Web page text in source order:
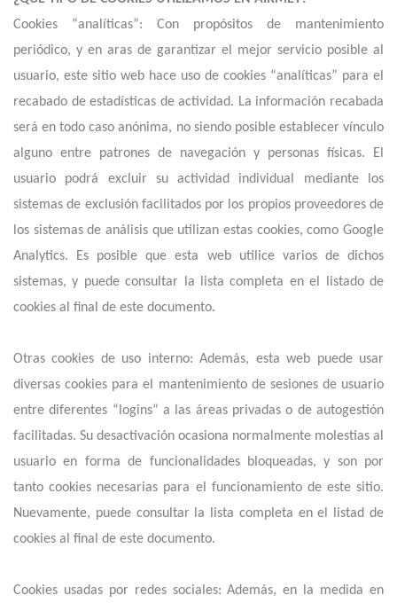
Cookies “analíticas”: Con propósitos de mantenimiento
periódico, y en aras de garantizar el mejor servicio posible al
usuario, este sitio web hace uso de cookies “analíticas” para el
recabado de estadísticas de actividad. La información recabada
será en todo caso anónima, no siendo posible establecer vínculo
alguno entre patrones de navegación y personas físicas. El
usuario podrá excluir su actividad individual mediante los
sistemas de exclusión facilitados por los propios proveedores de
los sistemas de análisis que utilizan estas cookies, como Google
Analytics. Es posible que esta web utilice varios de dichos
sistemas, y puede consultar la lista completa en el listado de
cookies al final de este documento.
Otras cookies de uso interno: Además, esta web puede usar
diversas cookies para el mantenimiento de sesiones de usuario
entre diferentes “logins” a las áreas privadas o de autogestión
facilitadas. Su desactivación ocasiona normalmente molestias al
usuario en forma de funcionalidades bloqueadas, y son por
tanto cookies necesarias para el funcionamiento de este sitio.
Nuevamente, puede consultar la lista completa en el listad de
cookies al final de este documento.
Cookies usadas por redes sociales: Además, en la medida en